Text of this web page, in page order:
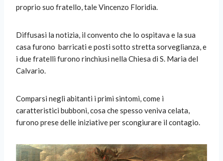
proprio suo fratello, tale Vincenzo Floridia.
Diffusasi la notizia, il convento che lo ospitava e la sua
casa furono barricati e posti sotto stretta sorveglianza, e
i due fratelli furono rinchiusi nella Chiesa di S. Maria del
Calvario.
Comparsi negli abitanti i primi sintomi, come i
caratteristici bubboni, cosa che spesso veniva celata,
furono prese delle iniziative per scongiurare il contagio.